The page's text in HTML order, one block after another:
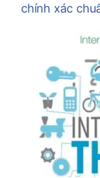
chính xác